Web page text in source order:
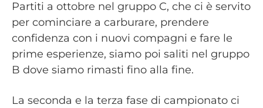
Partiti a ottobre nel gruppo C, che ci è servito
per cominciare a carburare, prendere
confidenza con i nuovi compagni e fare le
prime esperienze, siamo poi saliti nel gruppo
B dove siamo rimasti fino alla fine.
La seconda e la terza fase di campionato ci